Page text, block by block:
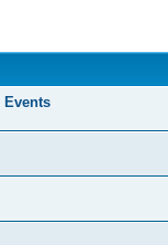
Events